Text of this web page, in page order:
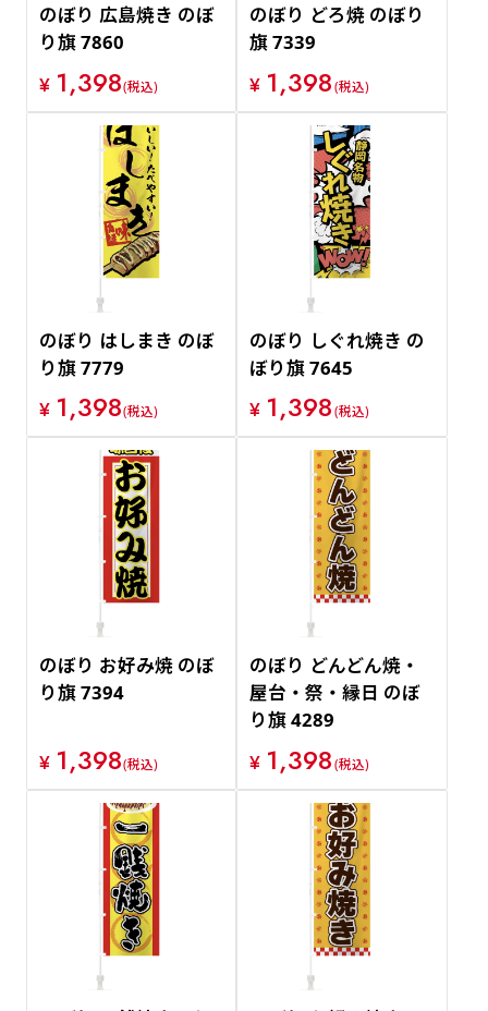
のぼり 広島焼き のぼ
り旗 7860
¥ 1,398(税込)
のぼり どろ焼 のぼり
旗 7339
¥ 1,398(税込)
のぼり はしまき のぼ
り旗 7779
¥ 1,398(税込)
のぼり しぐれ焼き の
ぼり旗 7645
¥ 1,398(税込)
のぼり お好み焼 のぼ
り旗 7394
¥ 1,398(税込)
のぼり どんどん焼・
屋台・祭・縁日 のぼ
り旗 4289
¥ 1,398(税込)